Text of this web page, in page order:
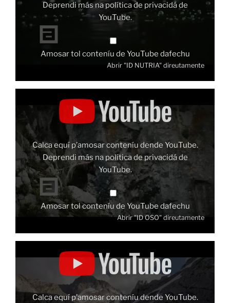
Deprendi más napolítica de privacidá de
YouTube.
Amosar tol conteníu de YouTube dafechu
Abrir "ID NUTRIA" direutamente
Amosar
OSO"
dende
YouTube
Calca equí p’amosar conteníu dende YouTube.
Deprendi más na política de privacidá de
YouTube.
Amosar tol conteníu de YouTube dafechu
Abrir "ID OSO" direutamente
Amosar
PICOS"
Calca equí p’amosar conteníu dende YouTube.